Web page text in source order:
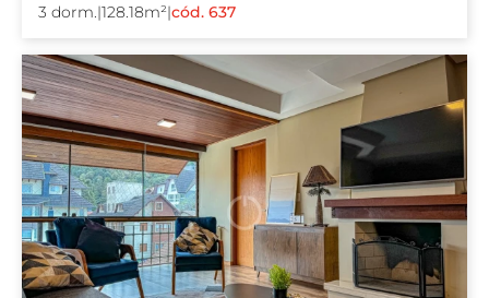
3 dorm.|128.18m²|cód. 637